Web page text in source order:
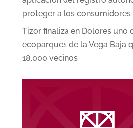
proteger a los consumidores
Tizor finaliza en Dolores uno
ecoparques de la Vega Baja
18.000 vecinos